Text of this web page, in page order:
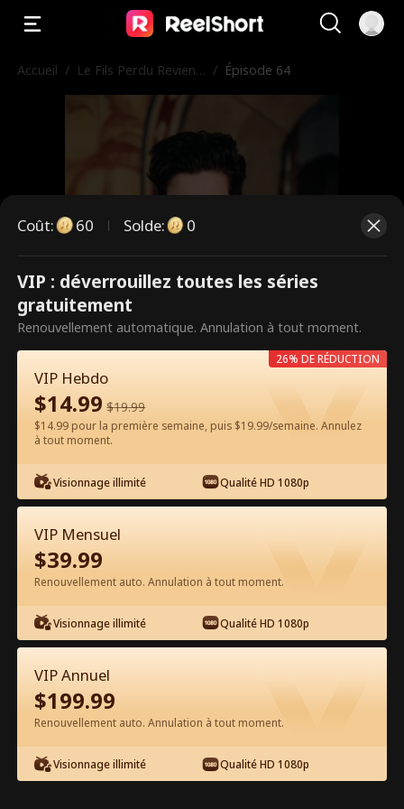
Accueil / Le Fils Perdu Revient
/ Épisode 64
Ce sont des épisodes payants.
Débloquez pour regarder.
60 Débloquer maintenant
Épisode 64 - Le Fils Perdu Revient en
Duc Film complet
0-49 50-64 Tous les épisodes
62
Coût: 60 Solde: 0
VIP : déverrouillez toutes les séries
gratuitement
Renouvellement automatique. Annulation à tout moment.
VIP Hebdo
$14.99 $19.99
$14.99 pour la première semaine, puis $19.99/semaine. Annulez
à tout moment.
Visionnage illimité Qualité HD 1080p
26% DE RÉDUCTION
VIP Mensuel
$39.99
Renouvellement auto. Annulation à tout moment.
Visionnage illimité Qualité HD 1080p
VIP Annuel
$199.99
Renouvellement auto. Annulation à tout moment.
Visionnage illimité Qualité HD 1080p